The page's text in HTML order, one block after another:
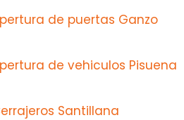
de puertas Ganzo
de vehiculos Pisuena
Santillana